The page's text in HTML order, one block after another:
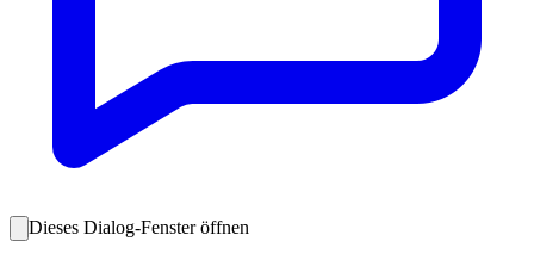
Dieses Dialog-Fenster öffnen